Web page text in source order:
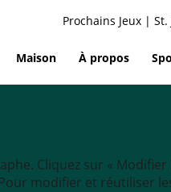
Prochains Jeux | St.
Maison À propos
Cliquez sur «
modifier et réutiliser